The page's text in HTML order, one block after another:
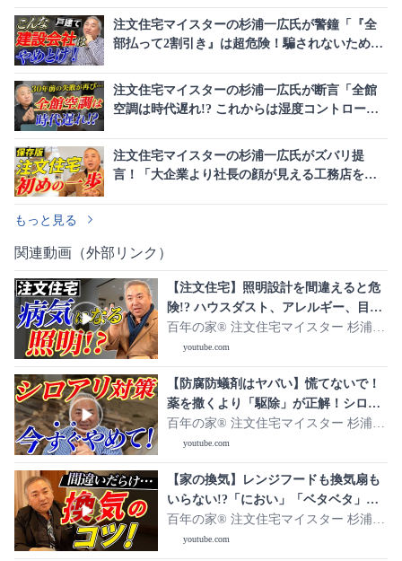
注文住宅マイスターの杉浦一広氏が警鐘「『全
部払って2割引き』は超危険！騙されないための
注文住宅マイスターの杉浦一広氏が断言「全館
空調は時代遅れ!? これからは湿度コントロー
注文住宅マイスターの杉浦一広氏がズバリ提
言！「大企業より社長の顔が見える工務店を選
もっと見る
関連動画（外部リンク）
【注文住宅】照明設計を間違えると危
険!? ハウスダスト、アレルギー、目に
悪い。「幸せになれる」オススメ照明
プランは？
百年の家®️ 注文住宅マイスター 杉浦一
youtube.com
【防腐防蟻剤はヤバい】慌てないで！
薬を撒くより「駆除」が正解！シロア
リで家が倒壊することはありません！
百年の家®️ 注文住宅マイスター 杉浦一
youtube.com
【家の換気】レンジフードも換気扇も
いらない!?「におい」「ベタベタ」家
の換気が原因かも…
百年の家®️ 注文住宅マイスター 杉浦一
youtube.com